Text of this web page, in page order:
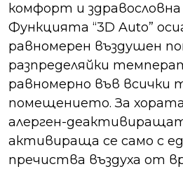
комфорт и здравословна
Функцията “3D Auto”
равномерен въздушен
разпределяйки
равномерно във всички
помещението. За хората
алерген-
активираща се само с
пречиства въздуха от